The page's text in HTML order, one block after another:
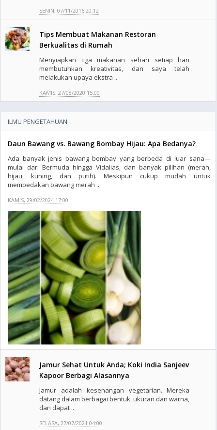
SENIN, 07/11/2016 20:12
Tips Membuat Makanan Restoran
Berkualitas di Rumah
Menyiapkan tiga makanan sehari setiap hari
membutuhkan kreativitas, dan saya telah
melakukan upaya ekstra ..
KAMIS, 27/08/2020 15:00
ILMU PENGETAHUAN
Daun Bawang vs. Bawang Bombay Hijau: Apa Bedanya?
Ada banyak jenis bawang bombay yang berbeda di luar sana—
mulai dari Bermuda hingga Vidalias, dan banyak pilihan (merah,
hijau, kuning, dan putih). Meskipun cukup mudah untuk
membedakan bawang merah ..
KAMIS, 29/02/2024 17:00
Jamur Sehat Untuk Anda; Koki India Sanjeev
Kapoor Berbagi Alasannya
Jamur adalah kesenangan vegetarian. Mereka
datang dalam berbagai bentuk, ukuran dan warna,
dan dapat ..
SELASA, 27/07/2021 04:00